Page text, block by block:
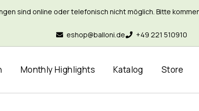
sind online oder telefonisch nicht möglich. Bitte
eshop@balloni.de +49 221 510910
Monthly Highlights Katalog Store